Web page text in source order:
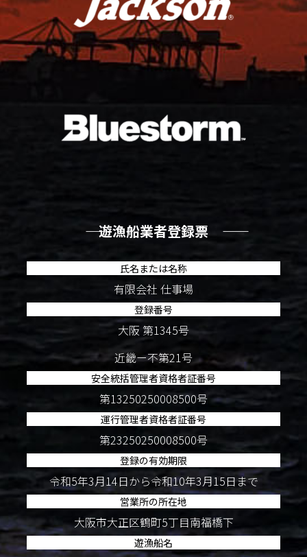
―― 遊漁船業者登録票 ――
氏名または名称
有限会社 仕事場
登録番号
大阪 第1345号
近畿ー不第21号
安全統括管理者資格者証番号
第13250250008500号
運行管理者資格者証番号
第23250250008500号
登録の有効期限
令和5年3月14日から令和10年3月15日まで
営業所の所在地
大阪市大正区鶴町5丁目南福橋下
遊漁船名